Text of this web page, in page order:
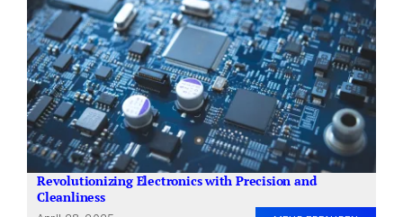
Revolutionizing Electronics with Precision and
Cleanliness